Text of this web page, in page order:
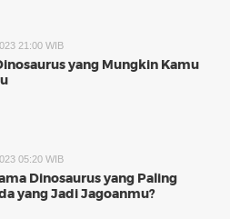
21:00 WIB
yang Mungkin Kamu
05:20 WIB
Dinosaurus yang Paling
yang Jadi Jagoanmu?